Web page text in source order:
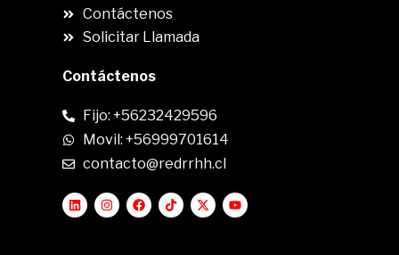
Contáctenos
Solicitar Llamada
Contáctenos
Fijo: +56232429596
Movil: +56999701614
contacto@redrrhh.cl